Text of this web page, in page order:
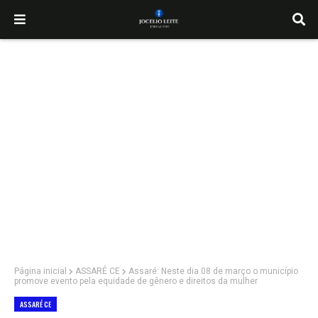
Página inicial ASSARÉ CE
Assaré: Neste dia 08 de março o município
promove evento pela equidade de gênero e direitos da mulher
ASSARÉ CE